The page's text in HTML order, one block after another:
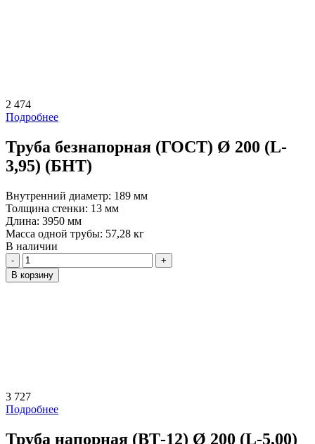
2 474
Подробнее
Труба безнапорная (ГОСТ) Ø 200 (L-
3,95) (БНТ)
Внутренний диаметр: 189 мм
Толщина стенки: 13 мм
Длина: 3950 мм
Масса одной трубы: 57,28 кг
В наличии
Количество
В корзину
3 727
Подробнее
Труба напорная (ВТ-12) Ø 200 (L-5,00)